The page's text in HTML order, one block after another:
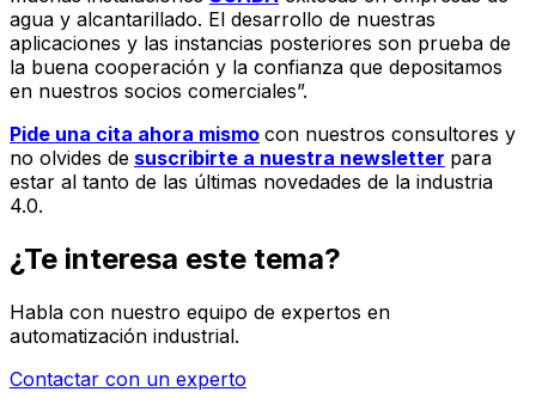
agua y alcantarillado. El desarrollo de nuestras
aplicaciones y las instancias posteriores son prueba de
la buena cooperación y la confianza que depositamos
en nuestros socios comerciales”.
Pide una cita ahora mismo con nuestros consultores y
no olvides de suscribirte a nuestra newsletter para
estar al tanto de las últimas novedades de la industria
4.0.
¿Te interesa este tema?
Habla con nuestro equipo de expertos en
automatización industrial.
Contactar con un experto